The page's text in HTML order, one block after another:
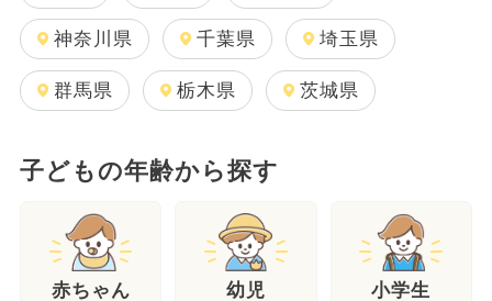
神奈川県 千葉県 埼玉県
群馬県 栃木県 茨城県
子どもの年齢から探す
赤ちゃん 幼児 小学生